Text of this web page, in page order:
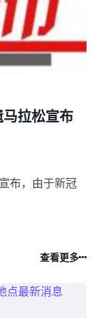
拉松宣布
布，由于新冠
查看更多